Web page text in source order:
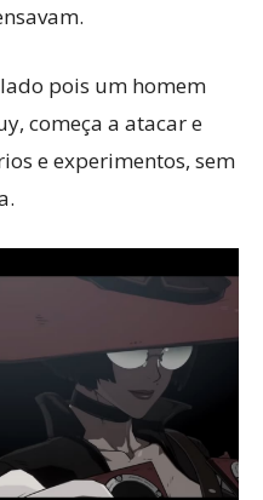
pois um homem
começa a atacar e
e experimentos, sem